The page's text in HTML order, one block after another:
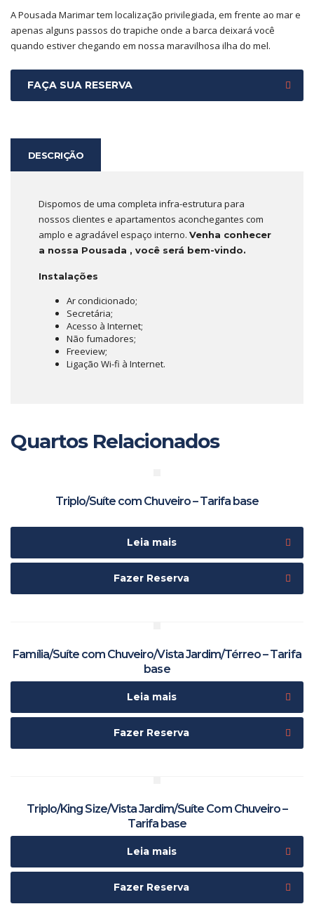
A Pousada Marimar tem localização privilegiada, em frente ao mar e
apenas alguns passos do trapiche onde a barca deixará você
quando estiver chegando em nossa maravilhosa ilha do mel.
FAÇA SUA RESERVA
DESCRIÇÃO
Dispomos de uma completa infra-estrutura para
nossos clientes e apartamentos aconchegantes com
amplo e agradável espaço interno. Venha conhecer
a nossa Pousada , você será bem-vindo.
Instalações
Ar condicionado;
Secretária;
Acesso à Internet;
Não fumadores;
Freeview;
Ligação Wi-fi à Internet.
Quartos Relacionados
Triplo/Suíte com Chuveiro – Tarifa base
Leia mais
Fazer Reserva
Família/Suíte com Chuveiro/Vista Jardim/Térreo – Tarifa
base
Leia mais
Fazer Reserva
Triplo/King Size/Vista Jardim/Suíte Com Chuveiro –
Tarifa base
Leia mais
Fazer Reserva